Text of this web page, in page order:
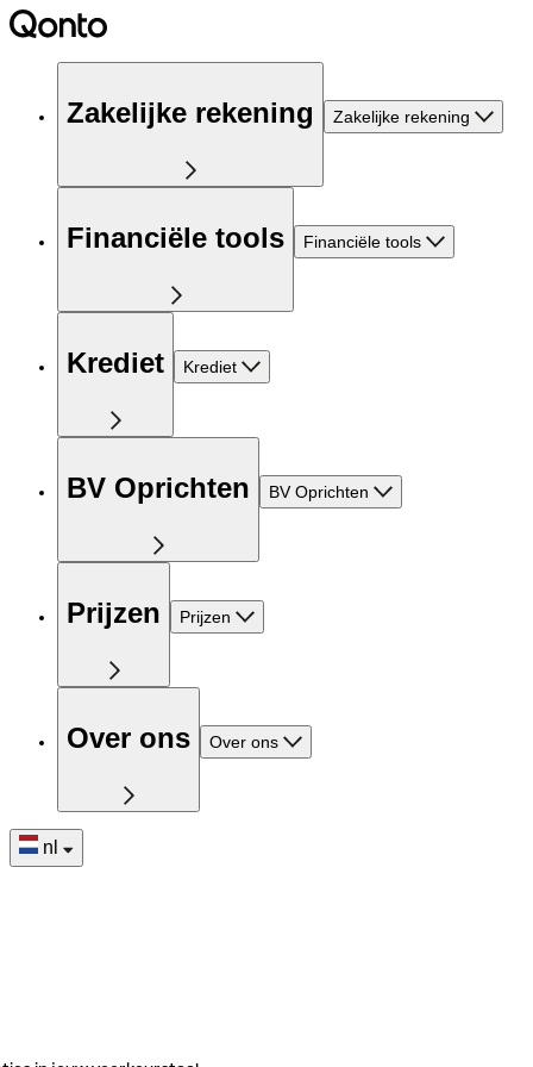
Zakelijke rekening Zakelijke rekening
Financiële tools Financiële tools
Krediet Krediet
BV Oprichten BV Oprichten
Prijzen Prijzen
Over ons Over ons
nl